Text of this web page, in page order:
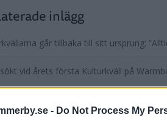
- Do Not Process My
inlägg
går tillbaka till sitt ursprung:
vid årets första Kulturkväll på